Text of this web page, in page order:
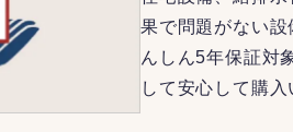
果で問題がない
んしん5年保証対
して安心して購入